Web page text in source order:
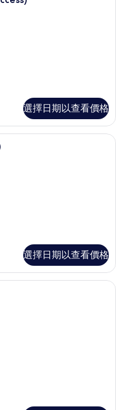
選擇日期以查看價格
, 1 張特大雙人床 (Ambassador) |
選擇日期以查看價格
部客房, 1 張特大雙人床, 海景 | 1